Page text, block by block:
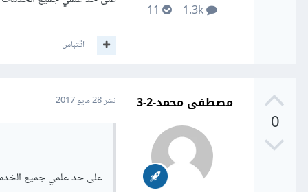
اقتباس
0
مصطفى محمد-2-3 نشر28 مايو 2017
على حد علمي جميع